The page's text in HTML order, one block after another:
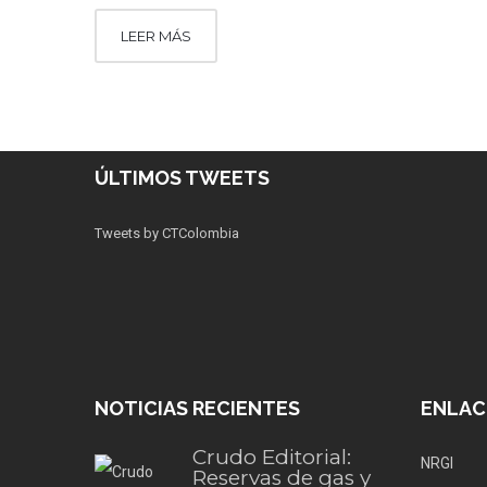
LEER MÁS
ÚLTIMOS TWEETS
Tweets by CTColombia
NOTICIAS RECIENTES
Crudo Editorial:
Reservas de gas y
NRGI